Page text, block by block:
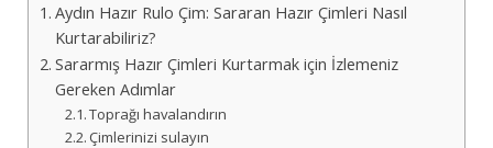
Aydın Hazır Rulo Çim: Sararan Hazır Çimleri Nasıl
Kurtarabiliriz?
Sararmış Hazır Çimleri Kurtarmak için İzlemeniz
Gereken Adımlar
Toprağı havalandırın
Çimlerinizi sulayın